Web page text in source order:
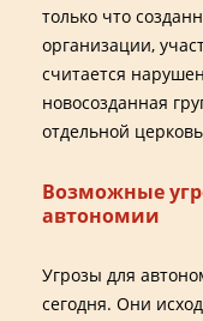
только что
организации,
считается
новосозданная
отдельной
Возможные
автономии
Угрозы для
сегодня. Они